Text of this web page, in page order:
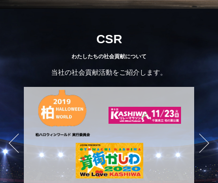
CSR
わたしたちの社会貢献について
当社の社会貢献活動をご紹介します。